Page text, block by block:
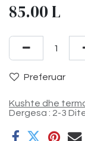
85.00L
Preferuar
Kushte dhe
Dergesa : 2-3